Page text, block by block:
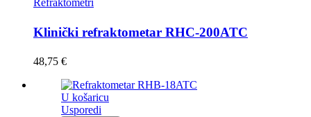
Refraktometri
Klinički refraktometar RHC-200ATC
48,75 €
U košaricu
Usporedi